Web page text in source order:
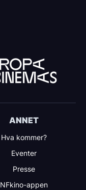
ANNET
Hva kommer?
Eventer
Presse
NFkino-appen